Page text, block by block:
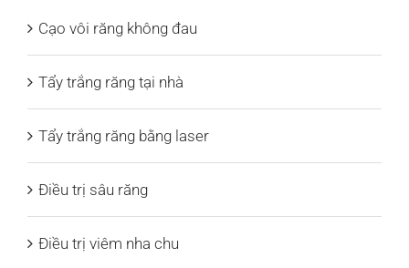
Cạo vôi răng không đau
Tẩy trắng răng tại nhà
Tẩy trắng răng bằng laser
Điều trị sâu răng
Điều trị viêm nha chu